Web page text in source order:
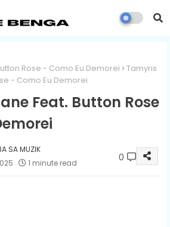
Rose - Como Eu Demorei
Tamyris
- Como Eu Demorei
Feat. Button Rose
SA MUZIK
1 minute read 0